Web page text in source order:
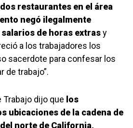
dos restaurantes en el área
negó ilegalmente
salarios de horas extrasy
a los trabajadores los
sacerdote para confesar los
de trabajo”.
Trabajo dijo que los
ubicaciones de la cadena de
norte de California,